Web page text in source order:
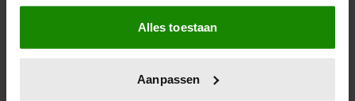
Als u het toestaat, willen we ook graag:
Informatie verzamelen over uw geografische
locatie, die tot een paar meter nauwkeurig kan zijn
scannen op specifieke eigenschappen (fingerprinting)
Alles toestaan
Aanpassen